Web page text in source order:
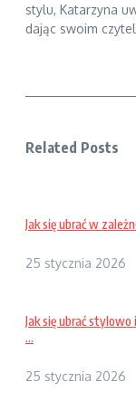
stylu, Katarzyna
dając swoim
Related Posts
Jak się ubrać w
25 stycznia 2026
Jak się ubrać
...
25 stycznia 2026